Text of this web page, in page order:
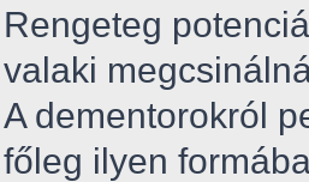
Rengeteg
valaki
A dementorokról
főleg ilyen